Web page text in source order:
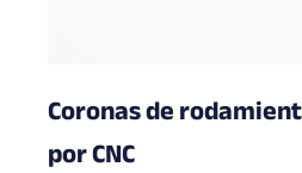
Coronas de
por CNC